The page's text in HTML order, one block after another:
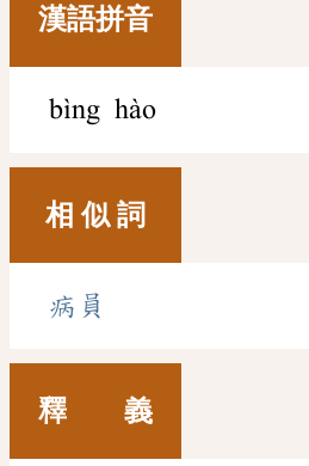
漢語拼音
bìng hào
相 似 詞
病員
釋 義